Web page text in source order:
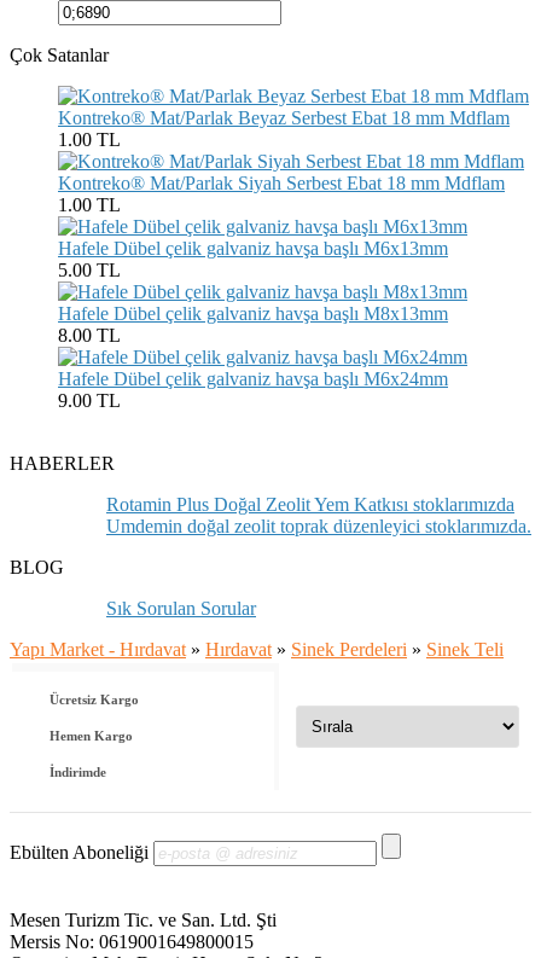
Çok Satanlar
Kontreko® Mat/Parlak Beyaz Serbest Ebat 18 mm Mdflam
1.00 TL
Kontreko® Mat/Parlak Siyah Serbest Ebat 18 mm Mdflam
1.00 TL
Hafele Dübel çelik galvaniz havşa başlı M6x13mm
5.00 TL
Hafele Dübel çelik galvaniz havşa başlı M8x13mm
8.00 TL
Hafele Dübel çelik galvaniz havşa başlı M6x24mm
9.00 TL
HABERLER
Rotamin Plus Doğal Zeolit Yem Katkısı stoklarımızda
Umdemin doğal zeolit toprak düzenleyici stoklarımızda.
BLOG
Sık Sorulan Sorular
Yapı Market - Hırdavat » Hırdavat » Sinek Perdeleri » Sinek Teli
Ücretsiz Kargo
Hemen Kargo
İndirimde
Ebülten Aboneliği
Mesen Turizm Tic. ve San. Ltd. Şti
Mersis No: 0619001649800015